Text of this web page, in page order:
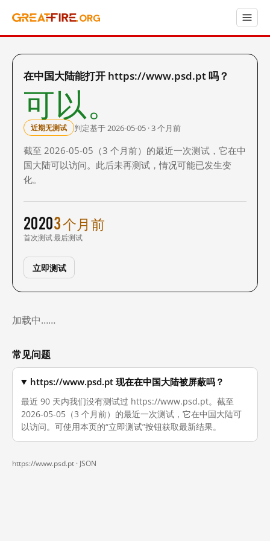
在中国大陆能打开 https://www.psd.pt 吗？
可以。
近期无测试 判定基于 2026-05-05 · 3 个月前
截至 2026-05-05（3 个月前）的最近一次测试，它在中
国大陆可以访问。此后未再测试，情况可能已发生变
化。
2020
首次测试
3 个月前
最后测试
立即测试
加载中……
常见问题
https://www.psd.pt 现在在中国大陆被屏蔽吗？
最近 90 天内我们没有测试过 https://www.psd.pt。截至
2026-05-05（3 个月前）的最近一次测试，它在中国大陆可
以访问。可使用本页的“立即测试”按钮获取最新结果。
https://www.psd.pt · JSON